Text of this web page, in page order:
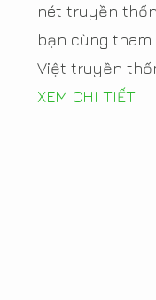
nét truyền
bạn cùng
Việt truyền
XEM CHI TIẾT